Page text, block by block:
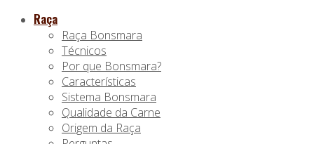
Raça
Raça Bonsmara
Técnicos
Por que Bonsmara?
Características
Sistema Bonsmara
Qualidade da Carne
Origem da Raça